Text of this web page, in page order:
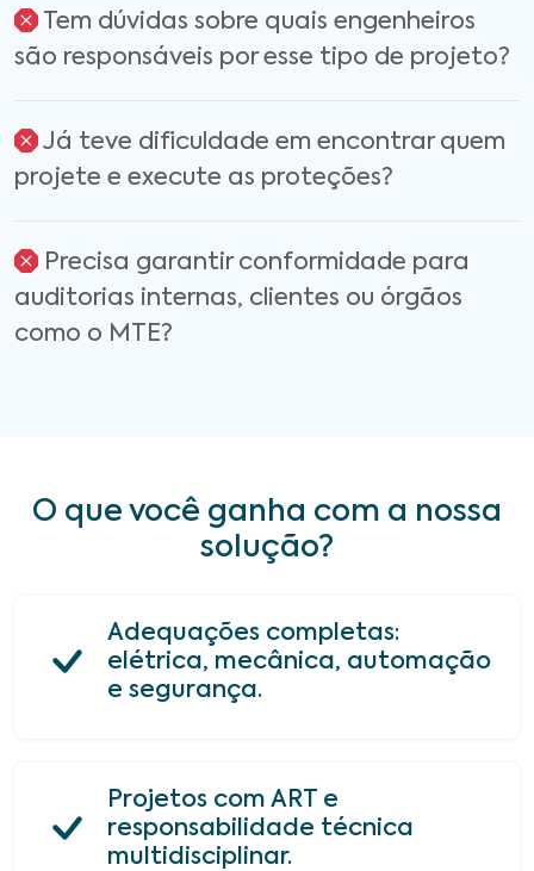
Tem dúvidas sobre quais engenheiros
são responsáveis por esse tipo de projeto?
Já teve dificuldade em encontrar quem
projete e execute as proteções?
Precisa garantir conformidade para
auditorias internas, clientes ou órgãos
como o MTE?
O que você ganha com a nossa
solução?
Adequações completas:
elétrica, mecânica, automação
e segurança.
Projetos com ART e
responsabilidade técnica
multidisciplinar.